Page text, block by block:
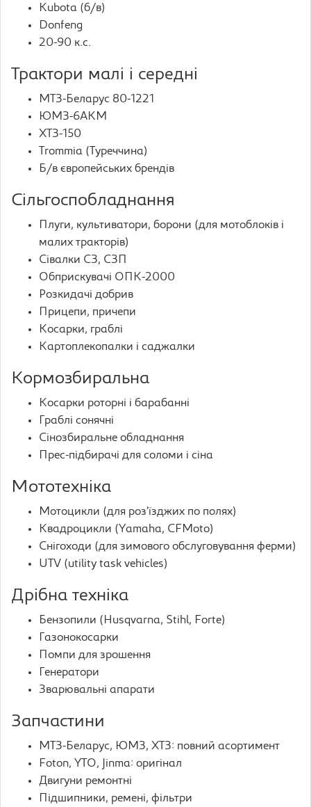
Kubota (б/в)
Donfeng
20-90 к.с.
Трактори малі і середні
МТЗ-Беларус 80-1221
ЮМЗ-6АКМ
ХТЗ-150
Trommia (Туреччина)
Б/в європейських брендів
Сільгоспобладнання
Плуги, культиватори, борони (для мотоблоків і
малих тракторів)
Сівалки СЗ, СЗП
Обприскувачі ОПК-2000
Розкидачі добрив
Прицепи, причепи
Косарки, граблі
Картоплекопалки і саджалки
Кормозбиральна
Косарки роторні і барабанні
Граблі сонячні
Сінозбиральне обладнання
Прес-підбирачі для соломи і сіна
Мототехніка
Мотоцикли (для роз’їзджих по полях)
Квадроцикли (Yamaha, CFMoto)
Снігоходи (для зимового обслуговування ферми)
UTV (utility task vehicles)
Дрібна техніка
Бензопили (Husqvarna, Stihl, Forte)
Газонокосарки
Помпи для зрошення
Генератори
Зварювальні апарати
Запчастини
МТЗ-Беларус, ЮМЗ, ХТЗ: повний асортимент
Foton, YTO, Jinma: оригінал
Двигуни ремонтні
Підшипники, ремені, фільтри